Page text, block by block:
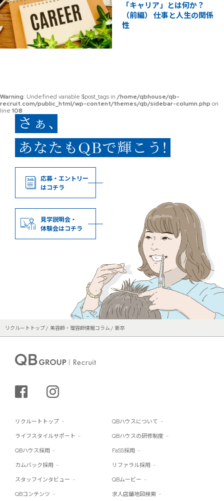
「キャリア」とは何か？
（前編） 仕事と人生の関係
性
Warning: Undefined variable $post_tags in /home/qbhouse/qb-
recruit.com/public_html/wp-content/themes/qb/sidebar-column.php on
line 108
応募・エントリー
はコチラ
見学説明会・
体験会はコチラ
リクルートトップ 美容師・理容師情報コラム 新卒
シェアする
リクルートトップ QBハウスについて
ライフスタイルサポート QBハウスの研修制度
QBハウス採用 FaSS採用
カムバック採用 リファラル採用
スタッフインタビュー QBムービー
QBコンテンツ 求人店舗地図検索